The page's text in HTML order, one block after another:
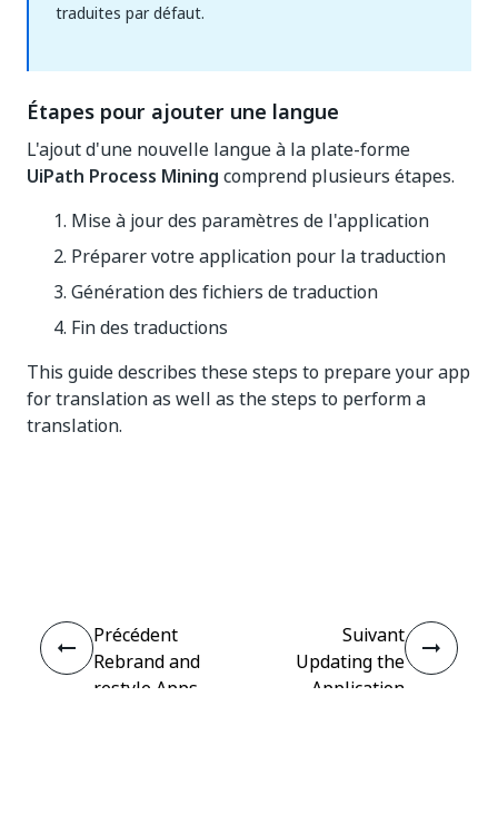
traduites par défaut.
Étapes pour ajouter une langue
L'ajout d'une nouvelle langue à la plate-forme
UiPath Process Mining comprend plusieurs étapes.
Mise à jour des paramètres de l'application
Préparer votre application pour la traduction
Génération des fichiers de traduction
Fin des traductions
This guide describes these steps to prepare your app
for translation as well as the steps to perform a
translation.
Précédent
Rebrand and
restyle Apps
Suivant
Updating the
Application